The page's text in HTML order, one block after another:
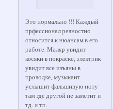
Это нормально !!! Каждый
прфессионал ревностно
относится к нюансам в его
работе. Маляр увидит
косяки в покраске, электрик
увидит все изъяны в
проводке, музыкант
услышит фальшивую ноту
там где другой не заметит и
тд. и тп.